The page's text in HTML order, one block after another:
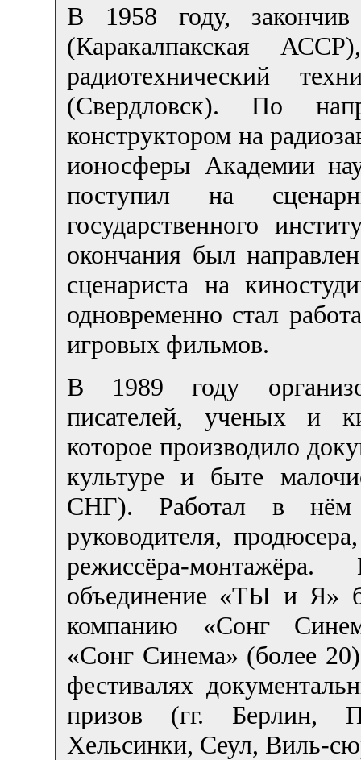
В 1958 году,
(Каракалпакская
радиотехнический
(Свердловск). По
конструктором на
ионосферы Академии
поступил на
государственного
окончания был
сценариста на
одновременно стал
игровых фильмов.
В 1989 году
писателей, ученых и
которое производило
культуре и быте
СНГ). Работал в нём
руководителя,
режиссёра-
объединение «ТЫ и Я»
компанию «Сонг
«Сонг Синема» (более
фестивалях
призов (гг. Берлин,
Хельсинки, Сеул, Виль-